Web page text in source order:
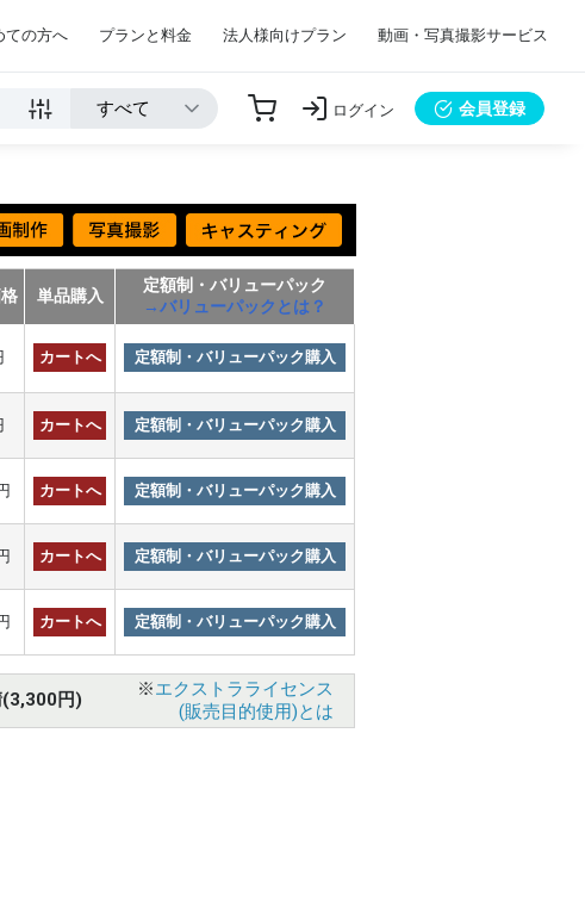
ての方へ プランと料金 法人様向けプラン 動画・写真撮影サービス
ログイン 会員登録
単品購入
定額制・バリューパック
→バリューパックとは？
カートへ 定額制・バリューパック購入
カートへ 定額制・バリューパック購入
カートへ 定額制・バリューパック購入
カートへ 定額制・バリューパック購入
カートへ 定額制・バリューパック購入
(3,300円) ※エクストラライセンス
(販売目的使用)とは